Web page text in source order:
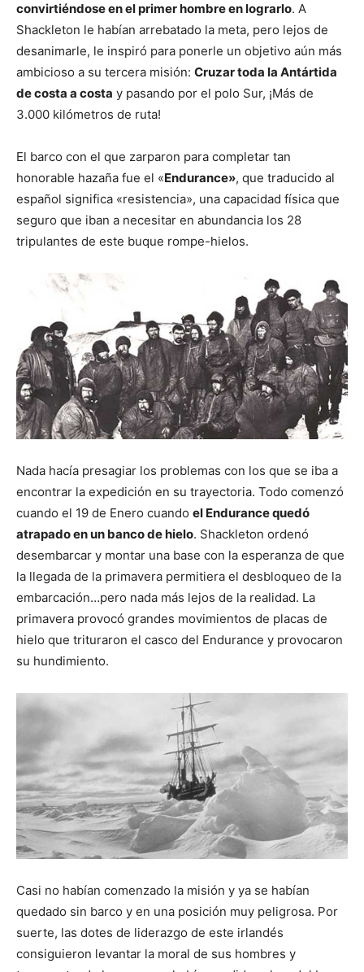
convirtiéndose en el primer hombre en lograrlo. A
Shackleton le habían arrebatado la meta, pero lejos de
desanimarle, le inspiró para ponerle un objetivo aún más
ambicioso a su tercera misión: Cruzar toda la Antártida
de costa a costa y pasando por el polo Sur, ¡Más de
3.000 kilómetros de ruta!
El barco con el que zarparon para completar tan
honorable hazaña fue el «Endurance», que traducido al
español significa «resistencia», una capacidad física que
seguro que iban a necesitar en abundancia los 28
tripulantes de este buque rompe-hielos.
Nada hacía presagiar los problemas con los que se iba a
encontrar la expedición en su trayectoria. Todo comenzó
cuando el 19 de Enero cuando el Endurance quedó
atrapado en un banco de hielo. Shackleton ordenó
desembarcar y montar una base con la esperanza de que
la llegada de la primavera permitiera el desbloqueo de la
embarcación…pero nada más lejos de la realidad. La
primavera provocó grandes movimientos de placas de
hielo que trituraron el casco del Endurance y provocaron
su hundimiento.
Casi no habían comenzado la misión y ya se habían
quedado sin barco y en una posición muy peligrosa. Por
suerte, las dotes de liderazgo de este irlandés
consiguieron levantar la moral de sus hombres y